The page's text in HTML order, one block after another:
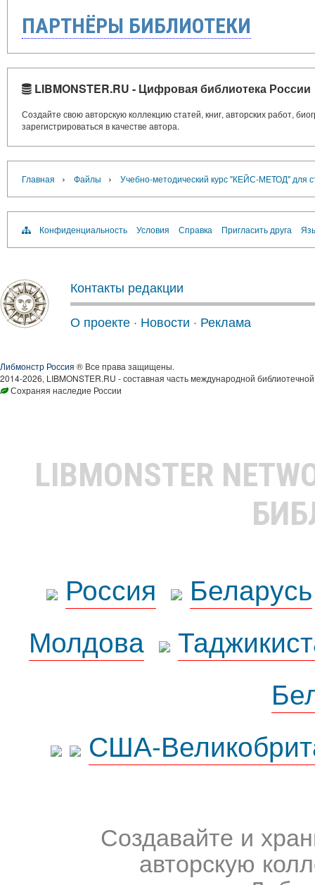
ПАРТНЁРЫ БИБЛИОТЕКИ
LIBMONSTER.RU - Цифровая библиотека России
Создайте свою авторскую коллекцию статей, книг, авторских работ,
зарегистрироваться в качестве автора.
Главная › Файлы › Учебно-методический курс "КЕЙС-МЕТОД" для
Конфиденциальность Условия Справка Пригласить друга
Контакты редакции
О проекте · Новости · Реклама
Либмонстр Россия ® Все права защищены.
2014-2026, LIBMONSTER.RU - составная часть международной
Сохраняя наследие России
LIBMONSTER
Россия
Беларусь
Молдова
США-
Создавайте и
авторскую